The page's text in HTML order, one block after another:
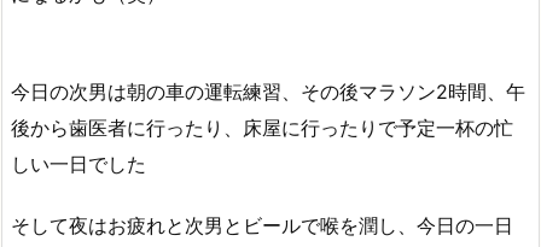
今日の次男は朝の車の運転練習、その後マラソン2時間、午
後から歯医者に行ったり、床屋に行ったりで予定一杯の忙
しい一日でした
そして夜はお疲れと次男とビールで喉を潤し、今日の一日